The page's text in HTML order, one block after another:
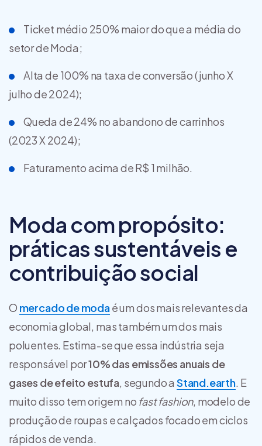
Ticket médio 250% maior do que a média do
setor de Moda;
Alta de 100% na taxa de conversão (junho X
julho de 2024);
Queda de 24% no abandono de carrinhos
(2023 X 2024);
Faturamento acima de R$ 1 milhão.
Moda com propósito:
práticas sustentáveis e
contribuição social
O mercado de modaé um dos mais relevantes da
economia global, mas também um dos mais
poluentes. Estima-se que essa indústria seja
responsável por10% das emissões anuais de
gases de efeito estufa, segundo a Stand.earth. E
muito disso tem origem no fast fashion, modelo de
produção de roupas e calçados focado em ciclos
rápidos de venda.